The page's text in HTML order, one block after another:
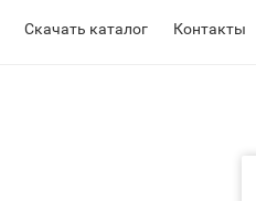
Скачать каталог Контакты